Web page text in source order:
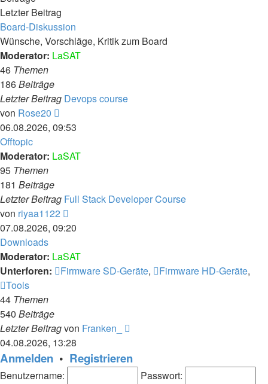
Letzter Beitrag
Board-Diskussion
Wünsche, Vorschläge, Kritik zum Board
Moderator: LaSAT
46 Themen
186Beiträge
Letzter Beitrag Devops course
von Rose20
Beitrag
06.08.2026, 09:53
Offtopic
Moderator: LaSAT
95 Themen
181 Beiträge
Letzter Beitrag Full Stack Developer Course
von riyaa1122
Beitrag
07.08.2026, 09:20
Downloads
Moderator: LaSAT
Unterforen:
Firmware SD-Geräte, Firmware HD-Geräte,
Tools
44 Themen
540 Beiträge
Letzter Beitragvon Franken_
04.08.2026, 13:28
Anmelden • Registrieren
Benutzername:
Passwort: